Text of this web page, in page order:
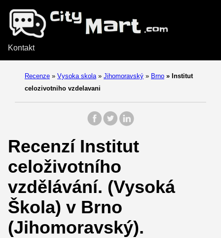
Kontakt
Recenze » Vysoka skola » Jihomoravský » Brno » Institut
celozivotniho vzdelavani
Recenzí Institut
celoživotního
vzdělávání. (Vysoká
Škola) v Brno
(Jihomoravský).